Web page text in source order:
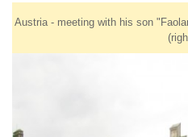
Austria - meeting with his son